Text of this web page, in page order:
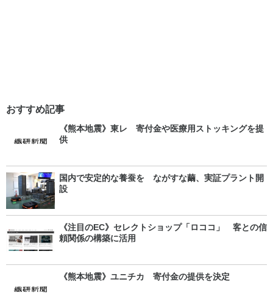
おすすめ記事
《熊本地震》東レ 寄付金や医療用ストッキングを提
供
国内で安定的な養蚕を ながすな繭、実証プラント開
設
《注目のEC》セレクトショップ「ロココ」 客との信
頼関係の構築に活用
《熊本地震》ユニチカ 寄付金の提供を決定